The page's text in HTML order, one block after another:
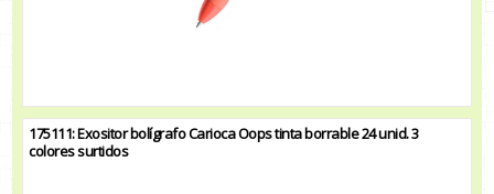
175111: Exositor bolígrafo Carioca Oops tinta borrable 24 unid. 3
colores surtidos